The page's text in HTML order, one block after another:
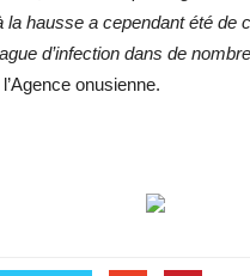
hausse a cependant été de
d’infection dans de
onusienne.